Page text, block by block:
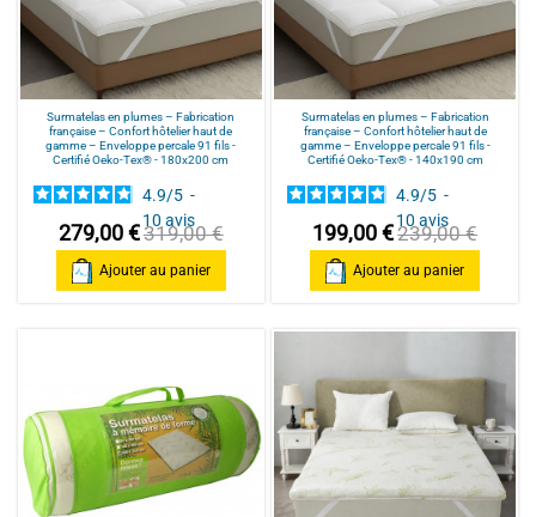
Surmatelas en plumes – Fabrication
française – Confort hôtelier haut de
gamme – Enveloppe percale 91 fils -
Certifié Oeko-Tex® - 180x200 cm
4.9/5 -
10 avis
279,00 €319,00 €
Ajouter au panier
Surmatelas en plumes – Fabrication
française – Confort hôtelier haut de
gamme – Enveloppe percale 91 fils -
Certifié Oeko-Tex® - 140x190 cm
4.9/5 -
10avis
199,00 €239,00 €
Ajouter au panier